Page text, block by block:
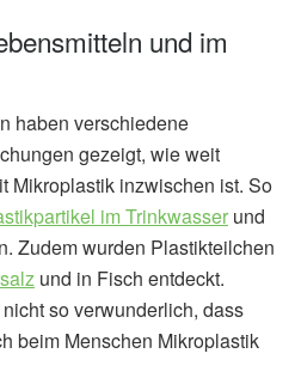
und im
haben verschiedene
gezeigt, wie weit
Mikroplastik inzwischen ist. So
im Trinkwasser und
Zudem wurden Plastikteilchen
und in Fisch entdeckt.
so verwunderlich, dass
beim Menschen Mikroplastik